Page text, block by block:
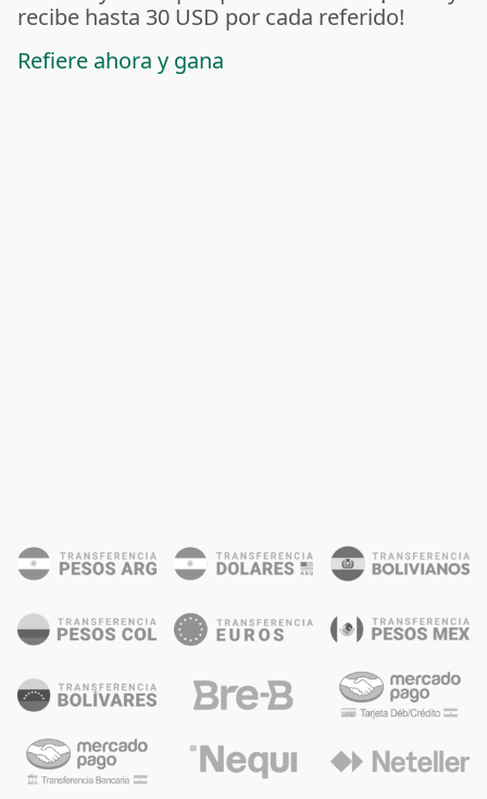
recibe hasta 30 USD por cada referido!
Refiere ahora y gana